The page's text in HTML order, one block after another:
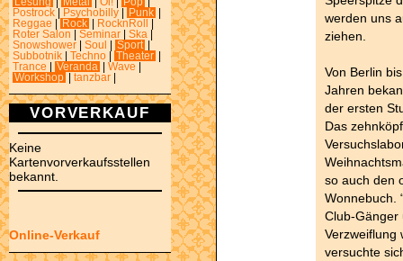
Postrock
Psychobilly Punk
Reggae
Rock RocknRoll
Roter Salon
Seminar Ska
Snowshower
Soul Sport
Subbotnik
Techno Theater
Trance
Veranda Wave
Workshop
tanzbar
VORVERKAUF
Keine
Kartenvorverkaufsstellen
bekannt.
Online-Verkauf
werden uns
ziehen.
Von Berlin
Jahren
der ersten
Das
so auch den
Wonnebuch.
Club-Gänger
Verzweiflung
versuchte